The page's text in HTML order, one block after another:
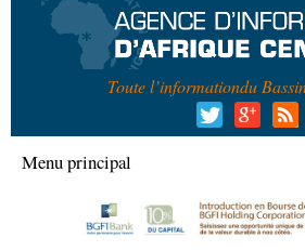
Toute l’informationdu
Menu principal